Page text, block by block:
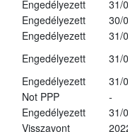
Engedélyezett
31/
Engedélyezett
30/
Engedélyezett
31/
Engedélyezett
31/
Engedélyezett
31/
Not PPP
-
Engedélyezett
31/
Visszavont